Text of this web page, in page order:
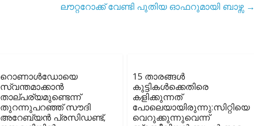
ലൗറ്ററോക്ക് വേണ്ടി പുതിയ ഓഫറുമായി ബാഴ്സ →
റൊണാൾഡോയെ
സ്വന്തമാക്കാൻ
താല്പര്യമുണ്ടെന്ന്
തുറന്നുപറഞ്ഞ് സൗദി
അറേബ്യൻ പ്രസിഡണ്ട്,
15 താരങ്ങൾ
കുട്ടികൾക്കെതിരെ
കളിക്കുന്നത്
പോലെയായിരുന്നു:സിറ്റിയെ
വെറുക്കുന്നുവെന്ന്